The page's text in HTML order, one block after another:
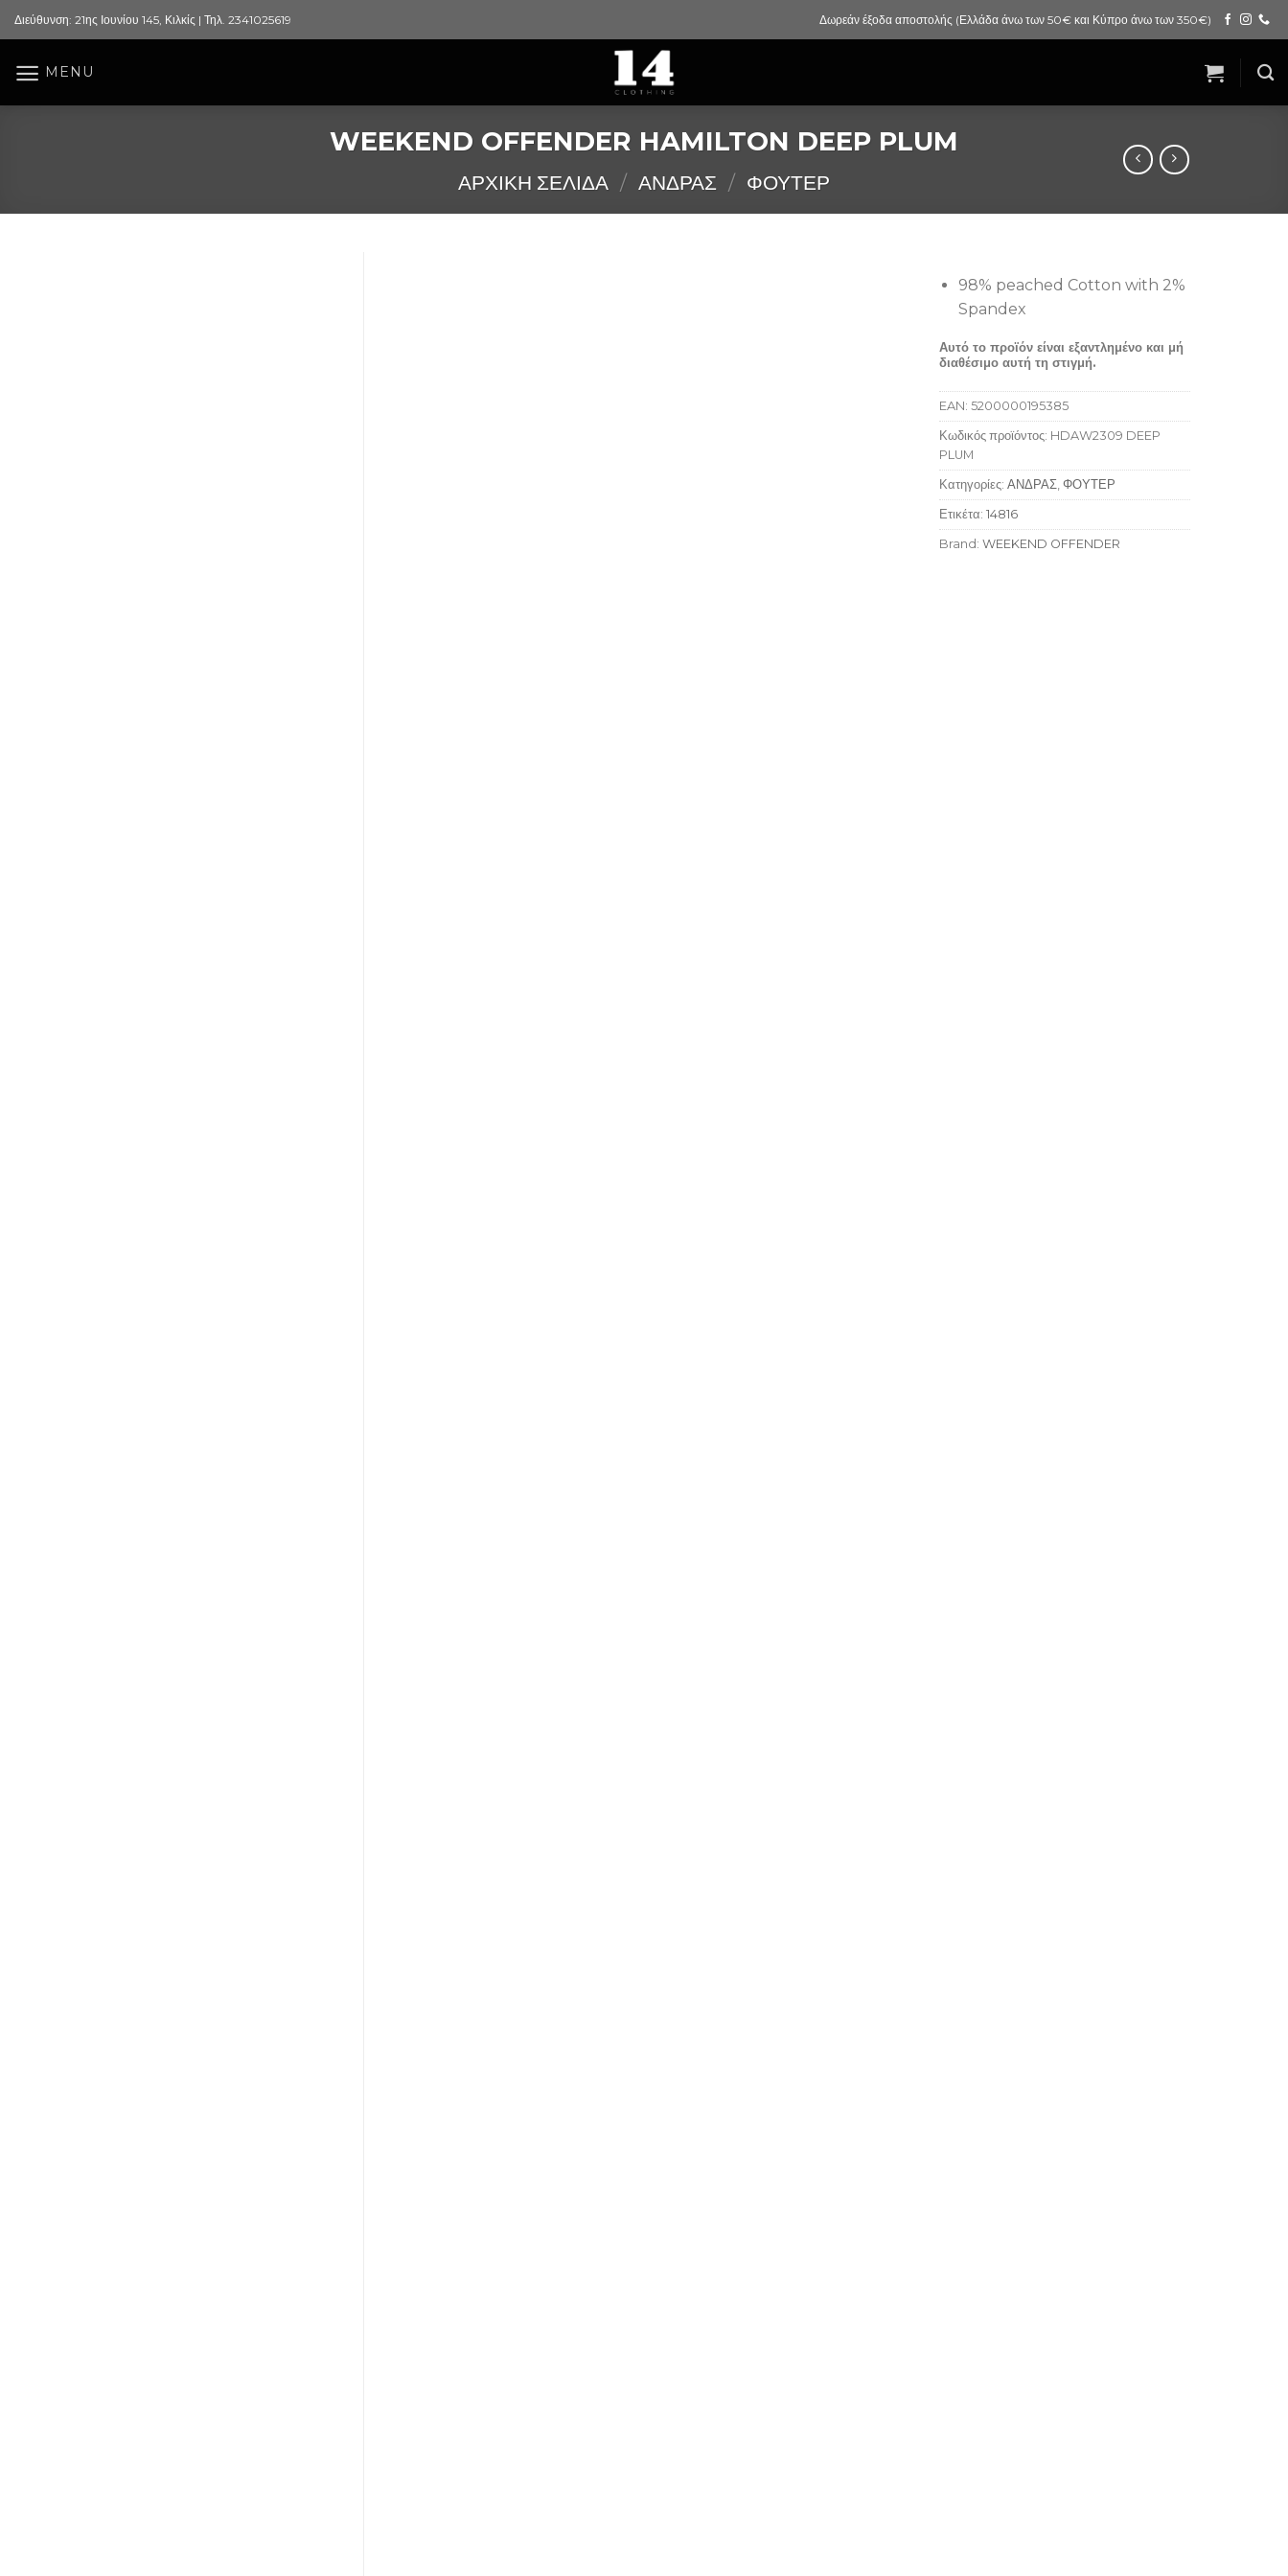
Skip
to
Διεύθυνση: 21ης Ιουνίου 145, Κιλκίς | Τηλ. 2341025619 Δωρεάν έξοδα αποστολής (Ελλάδα άνω των 50€ και Κύπρο άνω των 350€)
MENU
WEEKEND OFFENDER HAMILTON DEEP PLUM
ΑΡΧΙΚΉ ΣΕΛΊΔΑ / ΑΝΔΡΑΣ / ΦΟΥΤΕΡ
98% peached Cotton with 2%
Spandex
Αυτό το προϊόν είναι εξαντλημένο και μή
διαθέσιμο αυτή τη στιγμή.
EAN: 5200000195385
Κωδικός προϊόντος: HDAW2309 DEEP
PLUM
Κατηγορίες: ΑΝΔΡΑΣ, ΦΟΥΤΕΡ
Ετικέτα: 14816
Brand: WEEKEND OFFENDER